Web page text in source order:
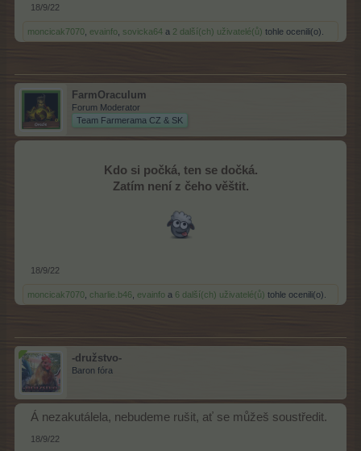
18/9/22
moncicak7070, evainfo, sovicka64 a 2 další(ch) uživatelé(ů) tohle ocenili(o).
FarmOraculum
Forum Moderator
Team Farmerama CZ & SK
Kdo si počká, ten se dočká.
Zatím není z čeho věštit.
18/9/22
moncicak7070, charlie.b46, evainfo a 6 další(ch) uživatelé(ů) tohle ocenili(o).
-družstvo-
Baron fóra
Á nezakutálela, nebudeme rušit, ať se můžeš soustředit.
18/9/22